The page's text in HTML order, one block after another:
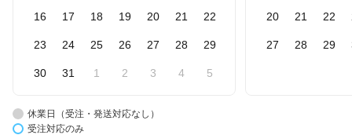
16 17 18 19 20 21 22
23 24 25 26 27 28 29
30 31 1 2 3 4 5
20 21 22
27 28 29
休業日（受注・発送対応なし）
受注対応のみ